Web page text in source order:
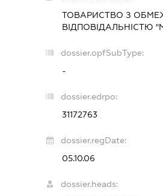
ТОВАРИСТВО З
ВІДПОВІДАЛЬНІСТЮ
dossier.opfSubType:
-
dossier.edrpo:
31172763
dossier.regDate:
05.10.06
dossier.heads: